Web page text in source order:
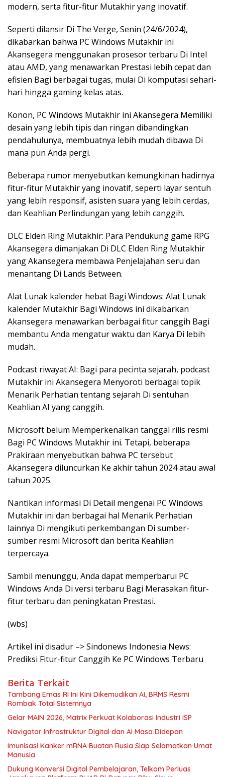
modern, serta fitur-fitur Mutakhir yang inovatif.
Seperti dilansir Di The Verge, Senin (24/6/2024),
dikabarkan bahwa PC Windows Mutakhir ini
Akansegera menggunakan prosesor terbaru Di Intel
atau AMD, yang menawarkan Prestasi lebih cepat dan
efisien Bagi berbagai tugas, mulai Di komputasi sehari-
hari hingga gaming kelas atas.
Konon, PC Windows Mutakhir ini Akansegera Memiliki
desain yang lebih tipis dan ringan dibandingkan
pendahulunya, membuatnya lebih mudah dibawa Di
mana pun Anda pergi.
Beberapa rumor menyebutkan kemungkinan hadirnya
fitur-fitur Mutakhir yang inovatif, seperti layar sentuh
yang lebih responsif, asisten suara yang lebih cerdas,
dan Keahlian Perlindungan yang lebih canggih.
DLC Elden Ring Mutakhir: Para Pendukung game RPG
Akansegera dimanjakan Di DLC Elden Ring Mutakhir
yang Akansegera membawa Penjelajahan seru dan
menantang Di Lands Between.
Alat Lunak kalender hebat Bagi Windows: Alat Lunak
kalender Mutakhir Bagi Windows ini dikabarkan
Akansegera menawarkan berbagai fitur canggih Bagi
membantu Anda mengatur waktu dan Karya Di lebih
mudah.
Podcast riwayat AI: Bagi para pecinta sejarah, podcast
Mutakhir ini Akansegera Menyoroti berbagai topik
Menarik Perhatian tentang sejarah Di sentuhan
Keahlian AI yang canggih.
Microsoft belum Memperkenalkan tanggal rilis resmi
Bagi PC Windows Mutakhir ini. Tetapi, beberapa
Prakiraan menyebutkan bahwa PC tersebut
Akansegera diluncurkan Ke akhir tahun 2024 atau awal
tahun 2025.
Nantikan informasi Di Detail mengenai PC Windows
Mutakhir ini dan berbagai hal Menarik Perhatian
lainnya Di mengikuti perkembangan Di sumber-
sumber resmi Microsoft dan berita Keahlian
terpercaya.
Sambil menunggu, Anda dapat memperbarui PC
Windows Anda Di versi terbaru Bagi Merasakan fitur-
fitur terbaru dan peningkatan Prestasi.
(wbs)
Artikel ini disadur –> Sindonews Indonesia News:
Prediksi Fitur-fitur Canggih Ke PC Windows Terbaru
Berita Terkait
Tambang Emas RI Ini Kini Dikemudikan AI, BRMS Resmi
Rombak Total Sistemnya
Gelar MAIN 2026, Matrix Perkuat Kolaborasi Industri ISP
Navigator Infrastruktur Digital dan AI Masa Didepan
Imunisasi Kanker mRNA Buatan Rusia Siap Selamatkan Umat
Manusia
Dukung Konversi Digital Pembelajaran, Telkom Perluas